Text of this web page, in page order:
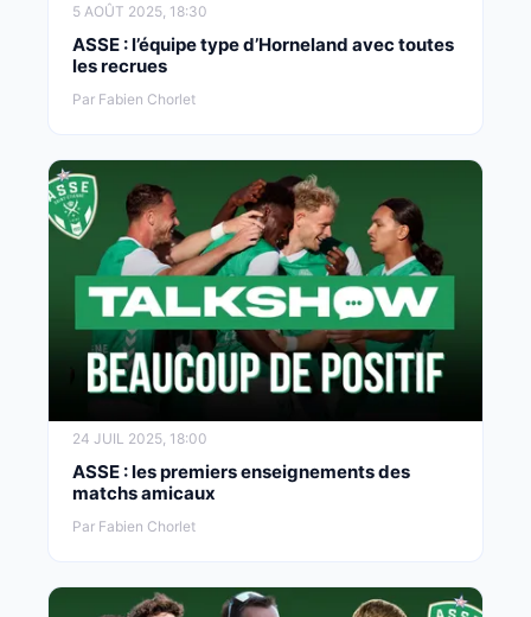
5 AOÛT 2025, 18:30
ASSE : l’équipe type d’Horneland avec toutes
les recrues
Par Fabien Chorlet
24 JUIL 2025, 18:00
ASSE : les premiers enseignements des
matchs amicaux
Par Fabien Chorlet